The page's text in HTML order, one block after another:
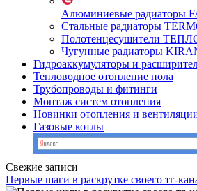
Алюминиевые радиаторы
Стальные радиаторы
Полотенцесушители
Чугунные радиаторы
Гидроаккумуляторы и
Тепловодное отопление пола
Трубопроводы и фитинги
Монтаж систем отопления
Новинки отопления и
Газовые котлы
Свежие записи
Первые шаги в раскрутке своего тг-